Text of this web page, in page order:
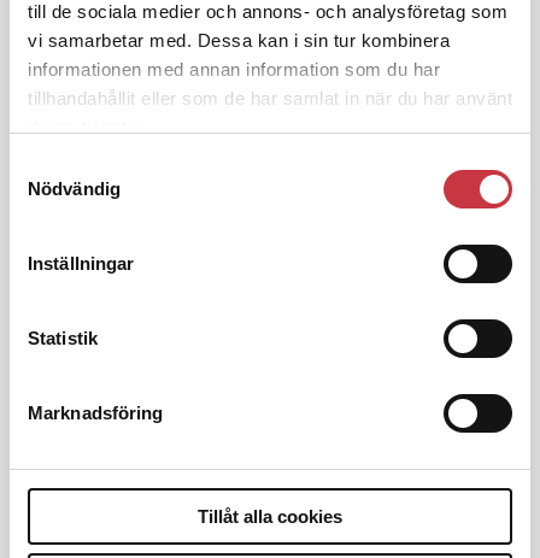
till de sociala medier och annons- och analysföretag som
vi samarbetar med. Dessa kan i sin tur kombinera
informationen med annan information som du har
tillhandahållit eller som de har samlat in när du har använt
Nödvändig
Inställningar
Statistik
Marknadsföring
Tillåt alla cookies
Klart: Ingångslönen höjs med 2 300
kronor
polisaspiranter underkänns på
Snart 20 år i tjänst
– nu ska han lära sig grunderna
Polisregionen erkänner fel: ”Kommer
att rättas till”